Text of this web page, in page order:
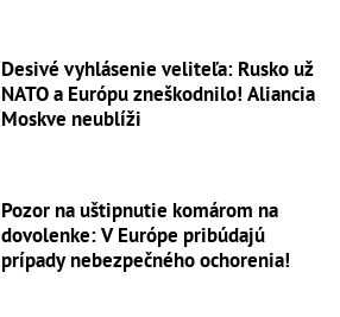
Desivé vyhlásenie veliteľa: Rusko už
NATO a Európu zneškodnilo! Aliancia
Moskve neublíži
Pozor na uštipnutie komárom na
dovolenke: V Európe pribúdajú
prípady nebezpečného ochorenia!